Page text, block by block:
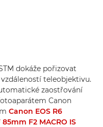
dokáže pořizovat
teleobjektivu.
zaostřování
Canon
Canon EOS R6
F2 MACRO IS